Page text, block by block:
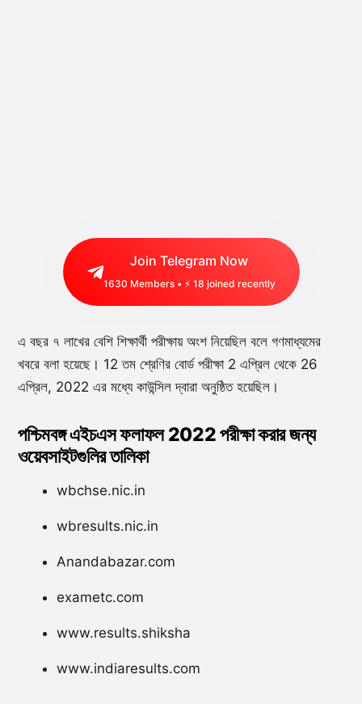
Join Telegram Now
1630 Members • ⚡ 18 joined recently
এ বছর ৭ লাখের বেশি শিক্ষার্থী পরীক্ষায় অংশ নিয়েছিল বলে গণমাধ্যমের
খবরে বলা হয়েছে। 12 তম শ্রেণির বোর্ড পরীক্ষা 2 এপ্রিল থেকে 26
এপ্রিল, 2022 এর মধ্যে কাউন্সিল দ্বারা অনুষ্ঠিত হয়েছিল।
পশ্চিমবঙ্গ এইচএস ফলাফল 2022 পরীক্ষা করার জন্য
ওয়েবসাইটগুলির তালিকা
wbchse.nic.in
wbresults.nic.in
Anandabazar.com
exametc.com
www.results.shiksha
www.indiaresults.com